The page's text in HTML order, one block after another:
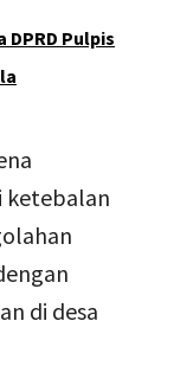
DPRD Pulpis
ketebalan
di desa